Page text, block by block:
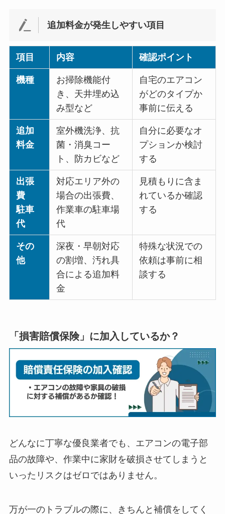
追加料金が発生しやすい項目
項目 内容 確認ポイント
機種
お掃除機能付
き、天井埋め込
み型など
自宅のエアコン
がどのタイプか
事前に伝える
追加
料金
室外機洗浄、抗
菌・消臭コー
ト、防カビなど
自分に必要なオ
プションか検討
する
出張
費
駐車
代
対応エリア外の
場合の出張費、
作業車の駐車場
代
見積もりに含ま
れているか確認
する
その
他
深夜・早朝対応
の割増、汚れ具
合による追加料
金
特殊な状況での
依頼は事前に相
談する
「損害賠償保険」に加入しているか？
どんなに丁寧な優良業者でも、エアコンの電子部
品の故障や、作業中に家財を破損させてしまうと
いったリスクはゼロではありません。
万が一のトラブルの際に、きちんと補償をしてく